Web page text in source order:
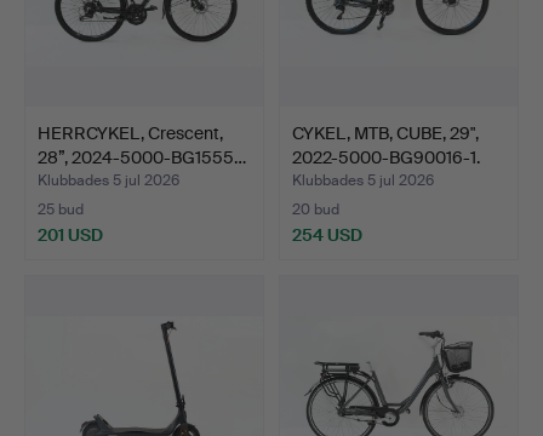
HERRCYKEL, Crescent,
28”, 2024-5000-BG1555…
Klubbades 5 jul 2026
25 bud
201 USD
CYKEL, MTB, CUBE, 29",
2022-5000-BG90016-1.
Klubbades 5 jul 2026
20 bud
254 USD